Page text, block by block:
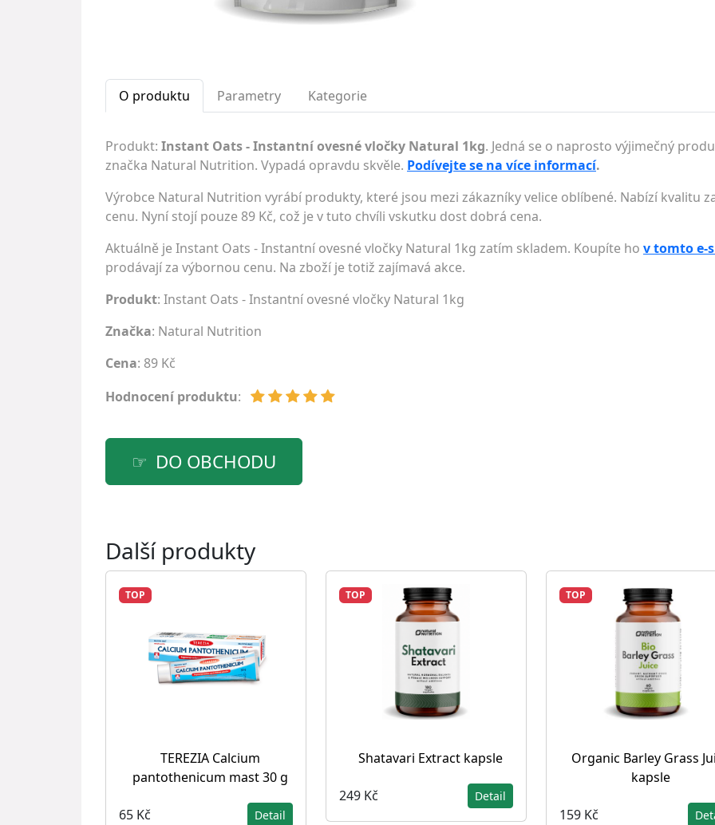
O produktu Parametry Kategorie
Produkt: Instant Oats - Instantní ovesné vločky Natural 1kg. Jedná se o naprosto výjimečný
značka Natural Nutrition. Vypadá opravdu skvěle. Podívejte se na více informací.
Výrobce Natural Nutrition vyrábí produkty, které jsou mezi zákazníky velice oblíbené. Nabízí kvalitu
cenu. Nyní stojí pouze 89 Kč, což je v tuto chvíli vskutku dost dobrá cena.
Aktuálně je Instant Oats - Instantní ovesné vločky Natural 1kg zatím skladem. Koupíte ho v tomto e-
prodávají za výbornou cenu. Na zboží je totiž zajímavá akce.
Produkt: Instant Oats - Instantní ovesné vločky Natural 1kg
Značka: Natural Nutrition
Cena: 89 Kč
Hodnocení produktu:
DO OBCHODU
Další produkty
TOP
TEREZIA Calcium
pantothenicum mast 30 g
65 Kč Detail
TOP
Shatavari Extract kapsle
249 Kč Detail
TOP
Organic Barley Grass
kapsle
159 Kč